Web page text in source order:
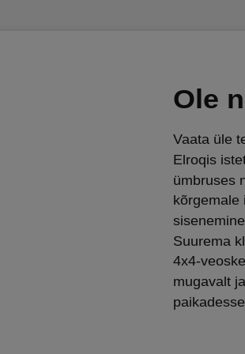
Ole
Vaata üle
Elroqis
ümbruses
kõrgemale
Suurema
4x4-
mugavalt